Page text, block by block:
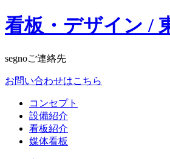
看板・デザイン /
segnoご連絡先
お問い合わせはこちら
コンセプト
設備紹介
看板紹介
媒体看板